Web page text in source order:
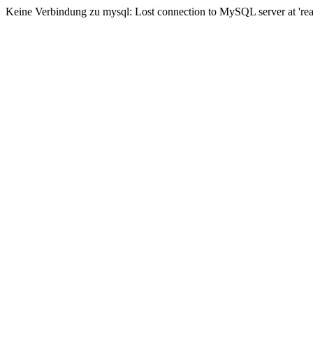
Keine Verbindung zu mysql: Lost connection to MySQL server at